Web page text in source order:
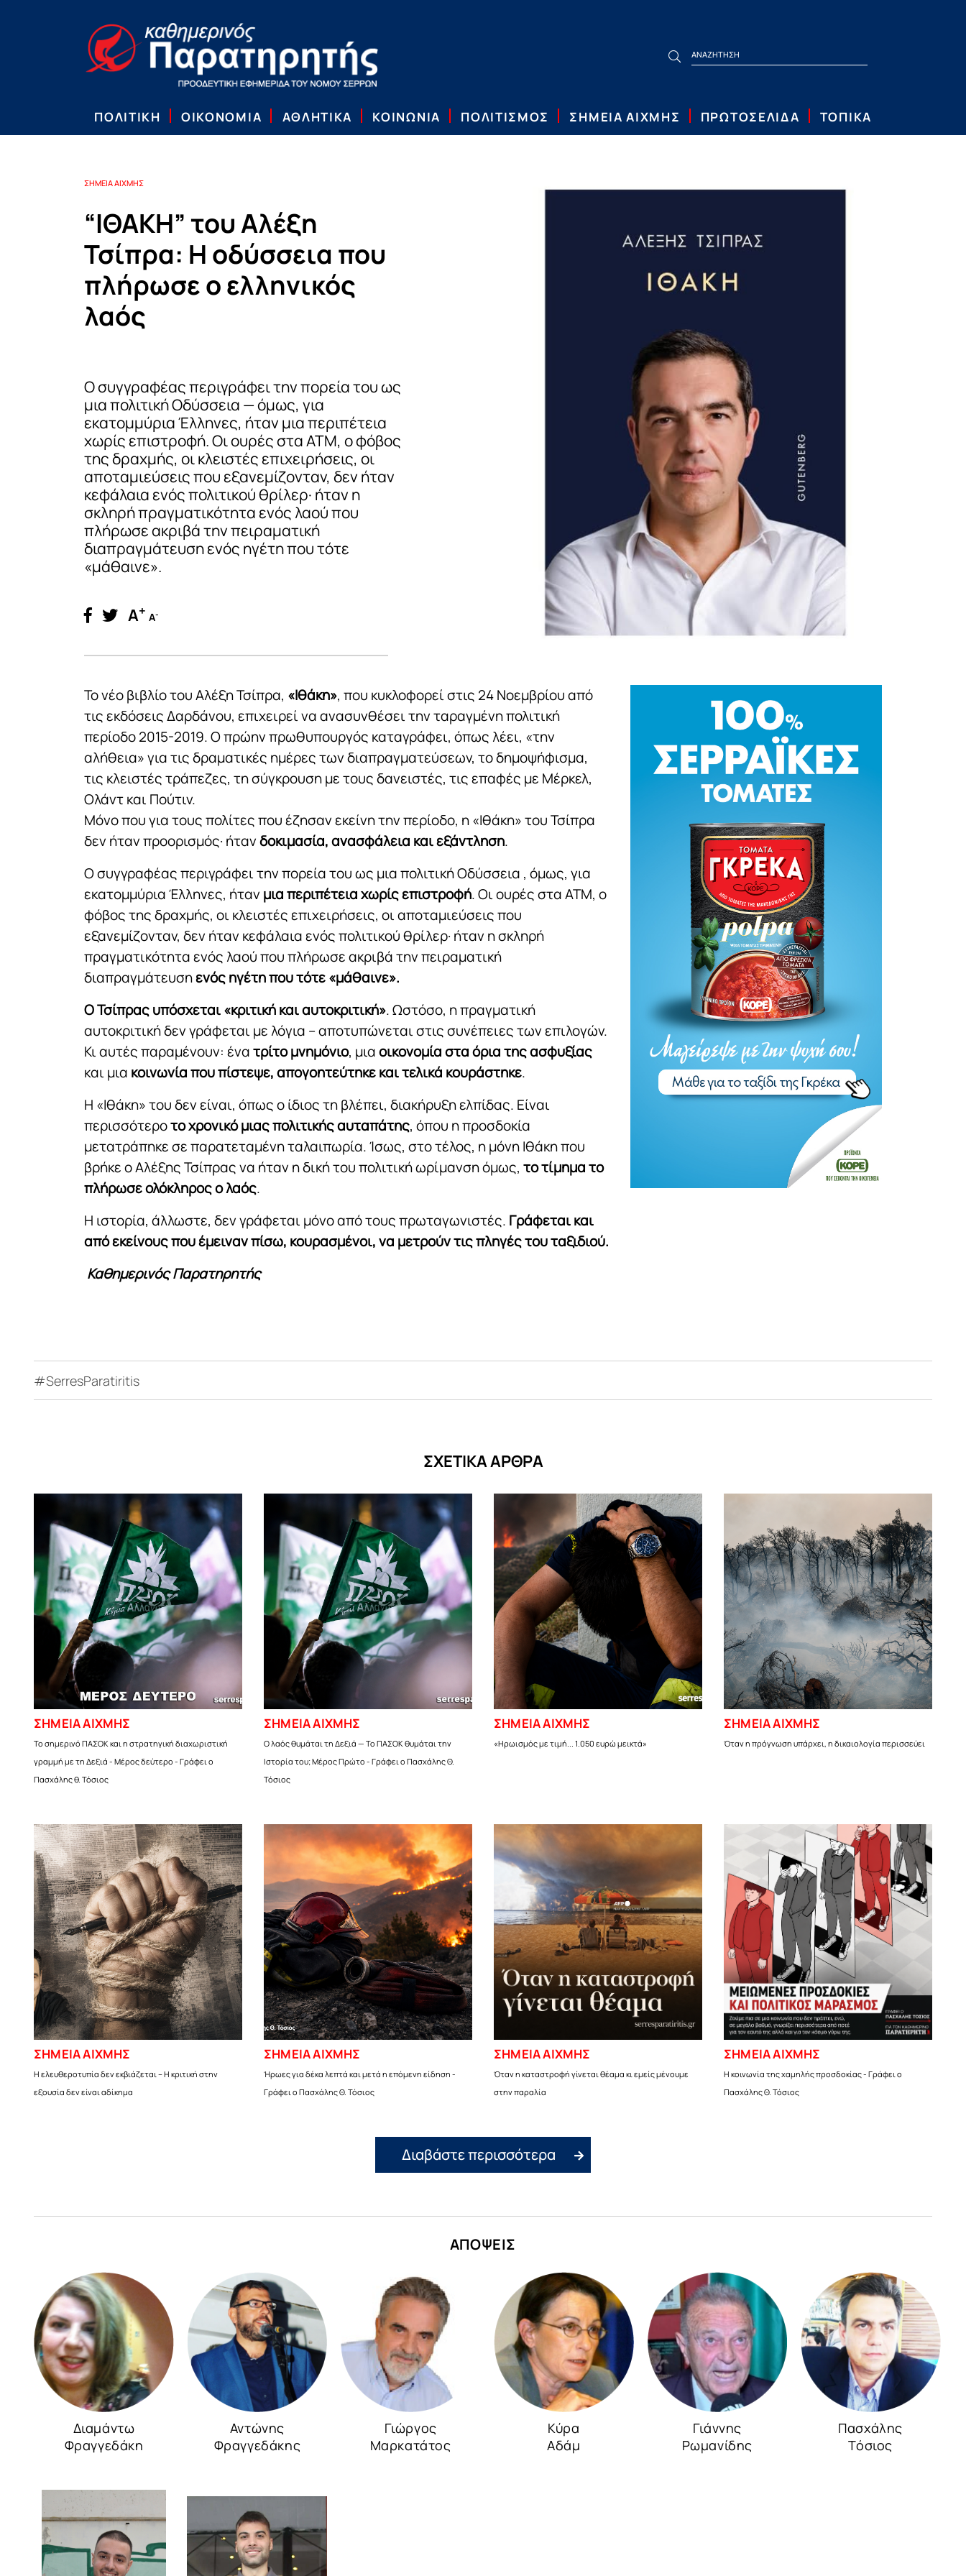
ΠΟΛΙΤΙΚΗ ΟΙΚΟΝΟΜΙΑ ΑΘΛΗΤΙΚΑ ΚΟΙΝΩΝΙΑ ΠΟΛΙΤΙΣΜΟΣ ΣΗΜΕΙΑ ΑΙΧΜΗΣ ΠΡΩΤΟΣΕΛΙΔΑ ΤΟΠΙΚΑ
ΣΗΜΕΙΑ ΑΙΧΜΗΣ
“ΙΘΑΚΗ” του Αλέξη
Τσίπρα: Η οδύσσεια που
πλήρωσε ο ελληνικός
λαός
Ο συγγραφέας περιγράφει την πορεία του ως
μια πολιτική Οδύσσεια — όμως, για
εκατομμύρια Έλληνες, ήταν μια περιπέτεια
χωρίς επιστροφή. Οι ουρές στα ΑΤΜ, ο φόβος
της δραχμής, οι κλειστές επιχειρήσεις, οι
αποταμιεύσεις που εξανεμίζονταν, δεν ήταν
κεφάλαια ενός πολιτικού θρίλερ· ήταν η
σκληρή πραγματικότητα ενός λαού που
πλήρωσε ακριβά την πειραματική
διαπραγμάτευση ενός ηγέτη που τότε
«μάθαινε».
A+ A-
Το νέο βιβλίο του Αλέξη Τσίπρα, «Ιθάκη», που κυκλοφορεί στις 24 Νοεμβρίου από
τις εκδόσεις Δαρδάνου, επιχειρεί να ανασυνθέσει την ταραγμένη πολιτική
περίοδο 2015-2019. Ο πρώην πρωθυπουργός καταγράφει, όπως λέει, «την
αλήθεια» για τις δραματικές ημέρες των διαπραγματεύσεων, το δημοψήφισμα,
τις κλειστές τράπεζες, τη σύγκρουση με τους δανειστές, τις επαφές με Μέρκελ,
Ολάντ και Πούτιν.
Μόνο που για τους πολίτες που έζησαν εκείνη την περίοδο, η «Ιθάκη» του Τσίπρα
δεν ήταν προορισμός· ήτανδοκιμασία, ανασφάλεια και εξάντληση.
Ο συγγραφέας περιγράφει την πορεία του ως μια πολιτική Οδύσσεια , όμως, για
εκατομμύρια Έλληνες, ήταν μια περιπέτεια χωρίς επιστροφή. Οι ουρές στα ΑΤΜ, ο
φόβος της δραχμής, οι κλειστές επιχειρήσεις, οι αποταμιεύσεις που
εξανεμίζονταν, δεν ήταν κεφάλαια ενός πολιτικού θρίλερ· ήταν η σκληρή
πραγματικότητα ενός λαού που πλήρωσε ακριβά την πειραματική
διαπραγμάτευσηενός ηγέτη που τότε «μάθαινε».
Ο Τσίπρας υπόσχεται «κριτική και αυτοκριτική». Ωστόσο, η πραγματική
αυτοκριτική δεν γράφεται με λόγια – αποτυπώνεται στις συνέπειες των επιλογών.
Κι αυτές παραμένουν: ένατρίτο μνημόνιο, μιαοικονομία στα όρια της ασφυξίας
και μια κοινωνία που πίστεψε, απογοητεύτηκε και τελικά κουράστηκε.
Η «Ιθάκη» του δεν είναι, όπως ο ίδιος τη βλέπει, διακήρυξη ελπίδας. Είναι
περισσότεροτο χρονικό μιας πολιτικής αυταπάτης, όπου η προσδοκία
μετατράπηκε σε παρατεταμένη ταλαιπωρία. Ίσως, στο τέλος, η μόνη Ιθάκη που
βρήκε ο Αλέξης Τσίπρας να ήταν η δική του πολιτική ωρίμανση όμως, το τίμημα το
πλήρωσε ολόκληρος ο λαός.
Η ιστορία, άλλωστε, δεν γράφεται μόνο από τους πρωταγωνιστές. Γράφεται και
από εκείνους που έμειναν πίσω, κουρασμένοι, να μετρούν τις πληγές του ταξιδιού.
Καθημερινός Παρατηρητής
#SerresParatiritis
ΣΧΕΤΙΚΑ ΑΡΘΡΑ
ΣΗΜΕΙΑ ΑΙΧΜΗΣ
Το σημερινό ΠΑΣΟΚ και η στρατηγική διαχωριστική
γραμμή με τη Δεξιά - Μέρος δεύτερο - Γράφει ο
Πασχάλης θ. Τόσιος
ΣΗΜΕΙΑ ΑΙΧΜΗΣ
Ο λαός θυμάται τη Δεξιά — Το ΠΑΣΟΚ θυμάται την
Ιστορία του; Μέρος Πρώτο - Γράφει ο Πασχάλης Θ.
Τόσιος
ΣΗΜΕΙΑ ΑΙΧΜΗΣ
«Ηρωισμός με τιμή... 1.050 ευρώ μεικτά»
ΣΗΜΕΙΑ ΑΙΧΜΗΣ
Όταν η πρόγνωση υπάρχει, η δικαιολογία περισσεύει
ΣΗΜΕΙΑ ΑΙΧΜΗΣ
Η ελευθεροτυπία δεν εκβιάζεται – Η κριτική στην
εξουσία δεν είναι αδίκημα
ΣΗΜΕΙΑ ΑΙΧΜΗΣ
Ήρωες για δέκα λεπτά και μετά η επόμενη είδηση -
Γράφει ο Πασχάλης Θ. Τόσιος
ΣΗΜΕΙΑ ΑΙΧΜΗΣ
Όταν η καταστροφή γίνεται θέαμα κι εμείς μένουμε
στην παραλία
ΣΗΜΕΙΑ ΑΙΧΜΗΣ
Η κοινωνία της χαμηλής προσδοκίας - Γράφει ο
Πασχάλης Θ. Τόσιος
Διαβάστε περισσότερα
ΑΠΟΨΕΙΣ
Διαμάντω
Φραγγεδάκη
Αντώνης
Φραγγεδάκης
Γιώργος
Μαρκατάτος
Κύρα
Αδάμ
Γιάννης
Ρωμανίδης
Πασχάλης
Τόσιος